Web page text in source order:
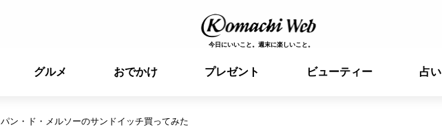
今日にいいこと。週末に楽しいこと。
グルメ おでかけ プレゼント ビューティー 占い
パン・ド・メルソーのサンドイッチ買ってみた